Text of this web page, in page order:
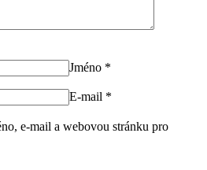
Jméno *
E-mail *
e-mail a webovou stránku pro